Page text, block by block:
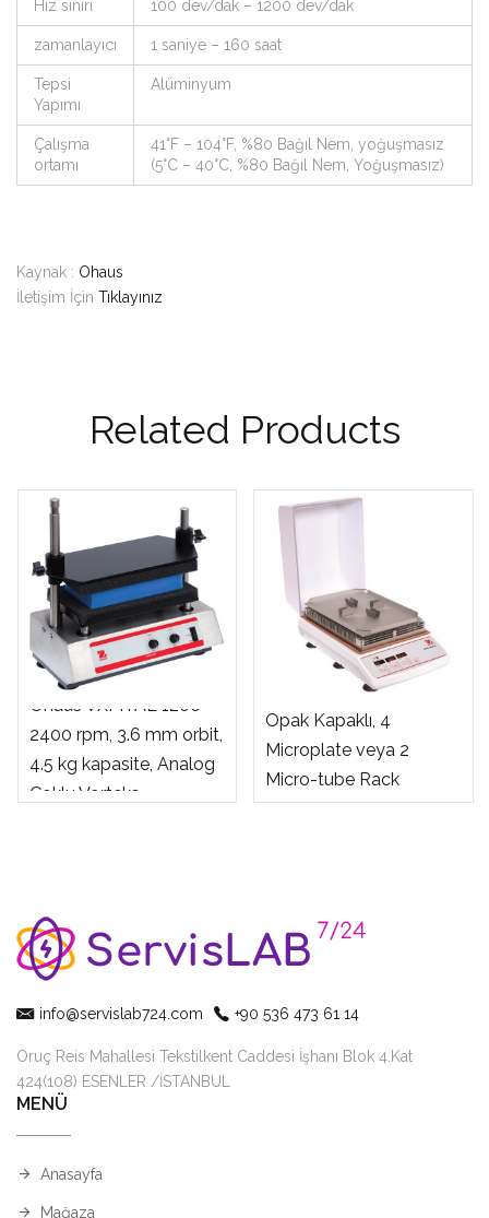
Hız sınırı 100 dev/dak – 1200 dev/dak
zamanlayıcı 1 saniye – 160 saat
Tepsi
Yapımı
Alüminyum
Çalışma
ortamı
41°F – 104°F, %80 Bağıl Nem, yoğuşmasız
(5°C – 40°C, %80 Bağıl Nem, Yoğuşmasız)
Kaynak : Ohaus
İletişim İçin Tıklayınız
Related Products
Ohaus VXMTAL 1200-
2400 rpm, 3.6 mm orbit,
4.5 kg kapasite, Analog
Çoklu Vorteks
Ohaus ISLDMPHDGL
Opak Kapaklı, 4
Microplate veya 2
Micro-tube Rack
Çalkalayanı
info@servislab724.com +90 536 473 61 14
Oruç Reis Mahallesi Tekstilkent Caddesi İşhanı Blok 4.Kat
424(108) ESENLER /İSTANBUL
MENÜ
Anasayfa
Mağaza